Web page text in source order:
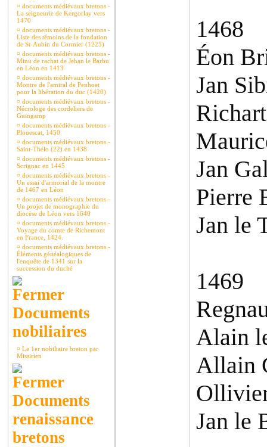
¤ documents médiévaux bretons -
La seigneurie de Kergorlay vers
1470
¤ documents médiévaux bretons -
Liste des témoins de la fondation
de St-Aubin du Cormier (1225)
¤ documents médiévaux bretons -
Minu de rachat de Jehan le Barbu
en Léon en 1413
¤ documents médiévaux bretons -
Montre de l'amiral de Penhoet
pour la libération du duc (1420)
¤ documents médiévaux bretons -
Nécrologe des cordeliers de
Guingamp
¤ documents médiévaux bretons -
Plouescat, 1450
¤ documents médiévaux bretons -
Saint-Thélo (22) en 1438
¤ documents médiévaux bretons -
Scrignac en 1445
¤ documents médiévaux bretons -
Un essai d'armorial de la montre
de 1467 en Léon
¤ documents médiévaux bretons -
Un projet de monographie du
diocèse de Léon vers 1640
¤ documents médiévaux bretons -
Voyage du comte de Richemont
en France, 1424.
¤ documents médiévaux bretons -
Éléments généalogiques de
l'enquête de 1341 sur la
succession du duché
Documents
nobiliaires
¤ Le 1er nobiliaire breton par
Missirien
Documents
renaissance
bretons
1468
Éon
Jan
Jan
Pierre
Jan le
1469
Alain
Allain
Jan le